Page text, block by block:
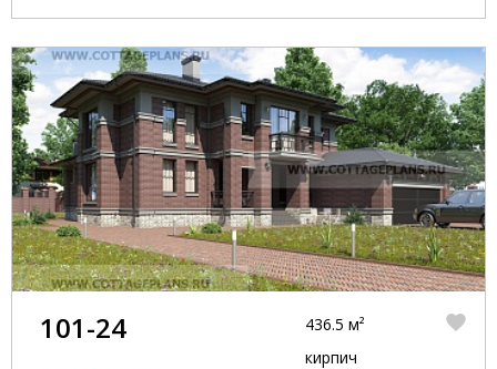
101-24
436.5 м²
кирпич